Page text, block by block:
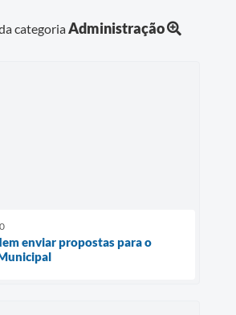
categoriaAdministração
enviar propostas para o